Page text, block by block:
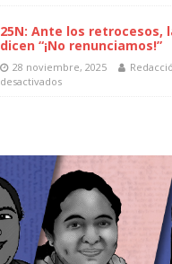
25N: Ante los retrocesos,
dicen “¡No renunciamos!”
28 noviembre, 2025
desactivados